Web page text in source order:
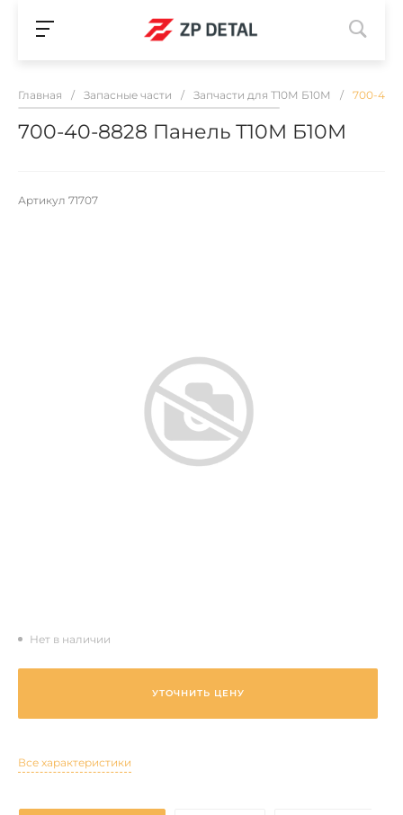
Главная / Запасные части / Запчасти для Т10М Б10М / 700-40-
700-40-8828 Панель Т10М Б10М
Артикул 71707
Нет в наличии
УТОЧНИТЬ ЦЕНУ
Все характеристики